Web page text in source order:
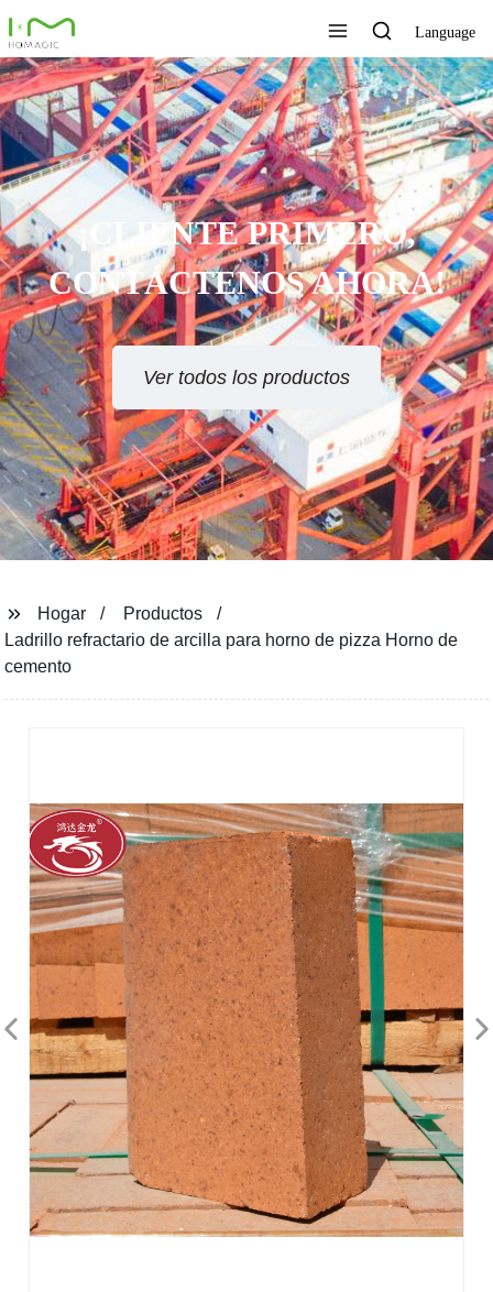
Language
¡CLIENTE PRIMERO,
CONTÁCTENOS AHORA!
Ver todos los productos
Hogar
Productos
Ladrillo refractario de arcilla para horno de pizza Horno de
cemento